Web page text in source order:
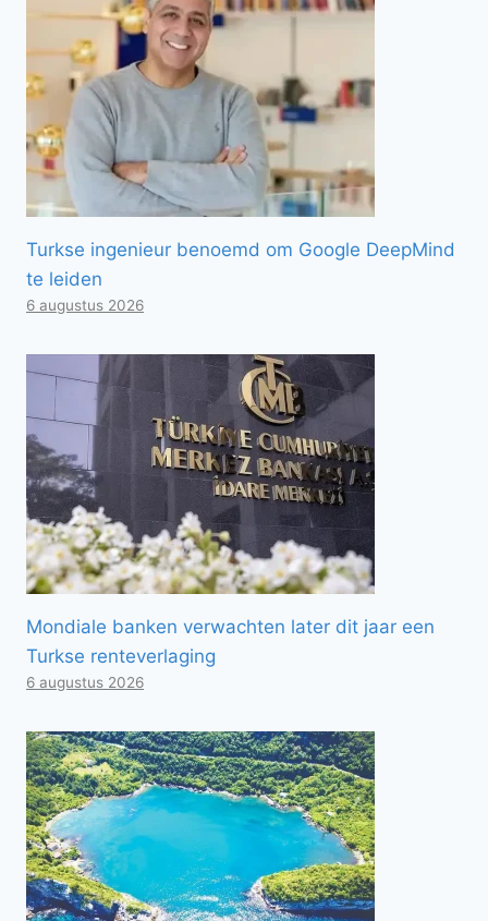
Turkse ingenieur benoemd om Google DeepMind
te leiden
6 augustus 2026
Mondiale banken verwachten later dit jaar een
Turkse renteverlaging
6 augustus 2026